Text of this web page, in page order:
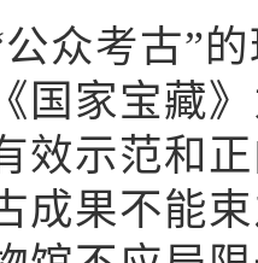
考古”的
国家宝藏
效示范和
成果不能